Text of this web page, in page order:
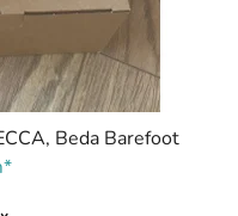
Beda Barefoot